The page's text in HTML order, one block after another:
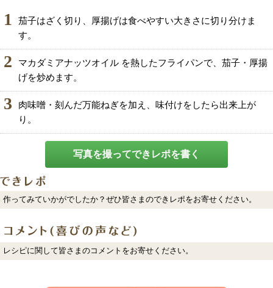
1
茄子はざく切り、厚揚げは食べやすい大きさに切り分けま
す。
2
マカダミアナッツオイル を熱したフライパンで、茄子・厚揚
げを炒めます。
3
肉味噌・刻んだ万能ねぎを加え、味付けをしたら出来上が
り。
写真を撮ってできレポを書く
作ってみていかがでしたか？ぜひ皆さまのできレポをお寄せください。
レシピに関して皆さまのコメントをお寄せください。